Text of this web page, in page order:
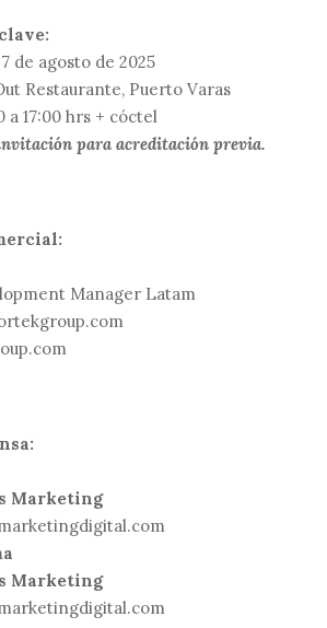
de agosto de 2025
Restaurante, Puerto Varas
a 17:00 hrs + cóctel
para acreditación previa.
Manager Latam
Marketing
Marketing